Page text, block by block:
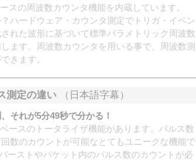
スの周波数カウンタ機能を内蔵しています。
ハードウェア・カウンタ測定でトリガ・イベン
れた波形に基づいて標準パラメトリック周波数
ます。周波数カウンタを用いる事で、周波数測
きます。
測定の違い （日本語字幕）
それが5分49秒で分かる！
ースのトータライザ機能があります。パルス数
数のカウントが可能なとてもユニークな機能で
ーストやパケット内のパルス数のカウントが必